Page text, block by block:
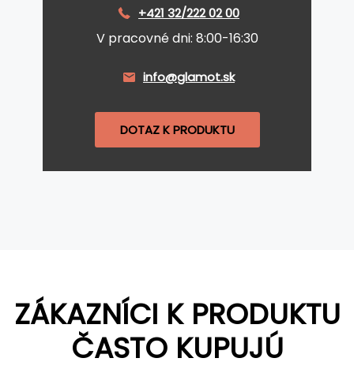
+421 32/222 02 00
V pracovné dni: 8:00-16:30
info@glamot.sk
DOTAZ K PRODUKTU
ZÁKAZNÍCI K PRODUKTU
ČASTO KUPUJÚ